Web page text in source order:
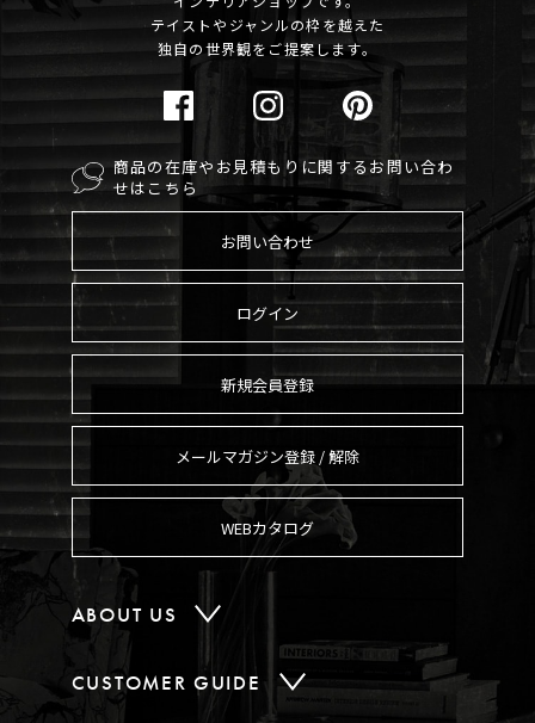
テイストやジャンルの枠を越えた
独自の世界観をご提案します。
商品の在庫やお見積もりに関するお問い合わ
せはこちら
お問い合わせ
ログイン
新規会員登録
メールマガジン登録 / 解除
WEBカタログ
ABOUT US
CUSTOMER GUIDE